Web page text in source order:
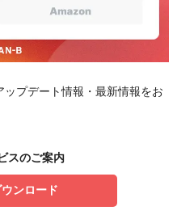
ップデート情報・最新情報をお
スのご案内
ンロード